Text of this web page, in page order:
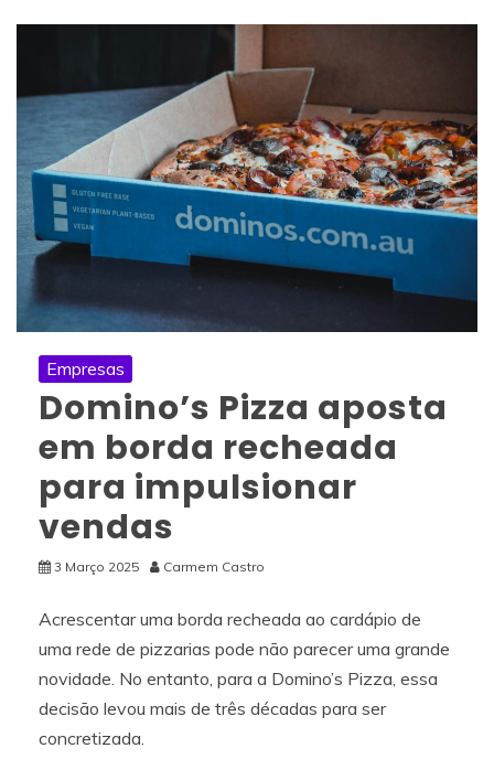
Empresas
Domino’s Pizza aposta
em borda recheada
para impulsionar
vendas
3 Março 2025 Carmem Castro
Acrescentar uma borda recheada ao cardápio de
uma rede de pizzarias pode não parecer uma grande
novidade. No entanto, para a Domino’s Pizza, essa
decisão levou mais de três décadas para ser
concretizada.